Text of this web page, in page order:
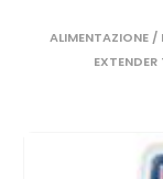
ALIMENTAZIONE